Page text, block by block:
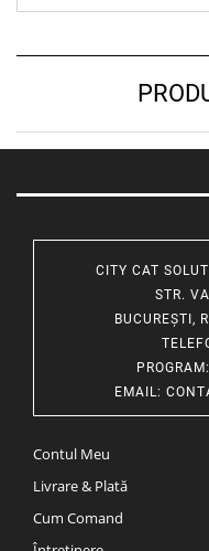
CITY CAT
STR.
BUCUREȘTI,
PROGRAM
EMAIL:
Contul Meu
Livrare & Plată
Cum Comand